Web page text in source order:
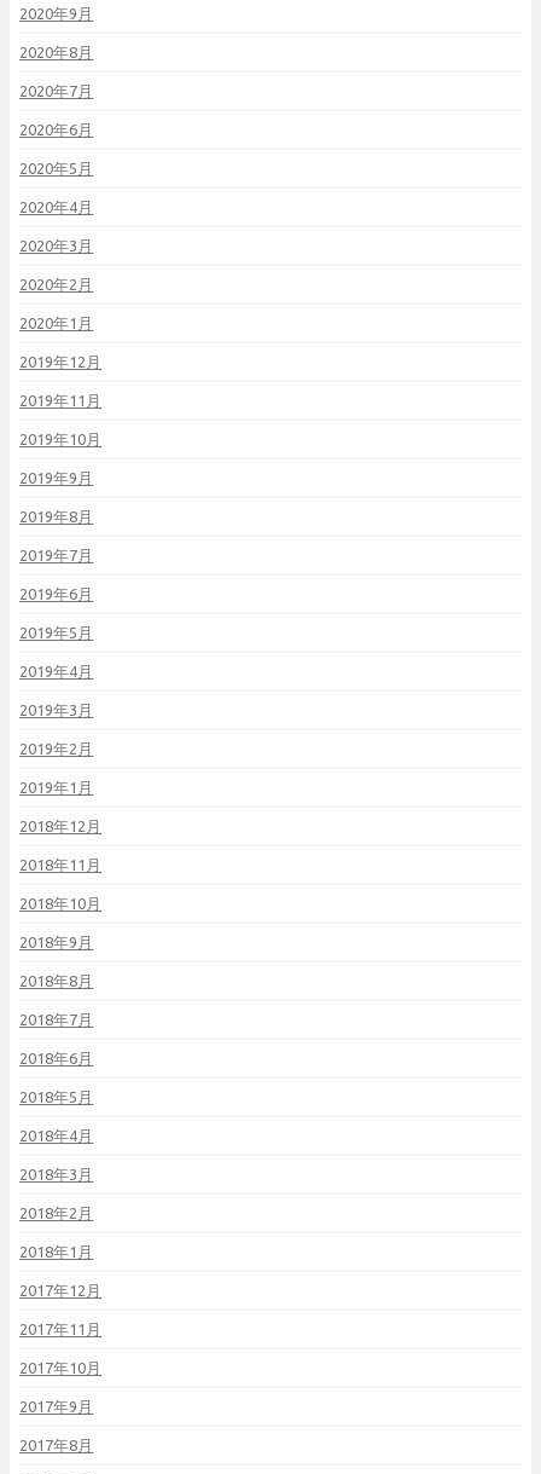
2020年9月
2020年8月
2020年7月
2020年6月
2020年5月
2020年4月
2020年3月
2020年2月
2020年1月
2019年12月
2019年11月
2019年10月
2019年9月
2019年8月
2019年7月
2019年6月
2019年5月
2019年4月
2019年3月
2019年2月
2019年1月
2018年12月
2018年11月
2018年10月
2018年9月
2018年8月
2018年7月
2018年6月
2018年5月
2018年4月
2018年3月
2018年2月
2018年1月
2017年12月
2017年11月
2017年10月
2017年9月
2017年8月